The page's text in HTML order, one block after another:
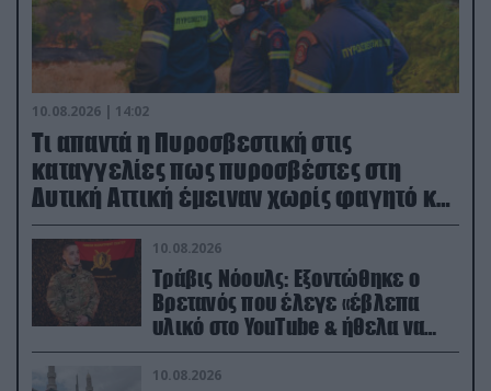
10.08.2026 | 14:02
Τι απαντά η Πυροσβεστική στις
καταγγελίες πως πυροσβέστες στη
Δυτική Αττική έμειναν χωρίς φαγητό και
νερό
10.08.2026
Τράβις Νόουλς: Εξοντώθηκε ο
Βρετανός που έλεγε «έβλεπα
υλικό στο YouTube & ήθελα να
καθαρίσω τους Ρώσους» (βίντεο)
10.08.2026